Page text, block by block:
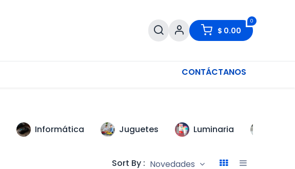
0
$ 0.00
CONTÁCTANOS
Informática Juguetes Luminaria
Sort By : Novedades